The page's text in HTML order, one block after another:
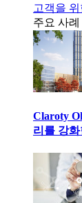
고객을
주요 사례
Claroty
리를 강